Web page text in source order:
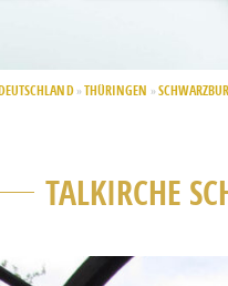
» THÜRINGEN »
TALKIRCHE